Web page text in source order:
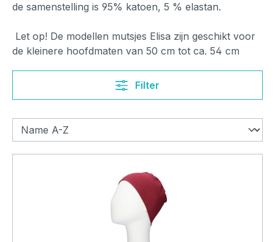
de samenstelling is 95% katoen, 5 % elastan.
Let op! De modellen mutsjes Elisa zijn geschikt voor
de kleinere hoofdmaten van 50 cm tot ca. 54 cm
Filter